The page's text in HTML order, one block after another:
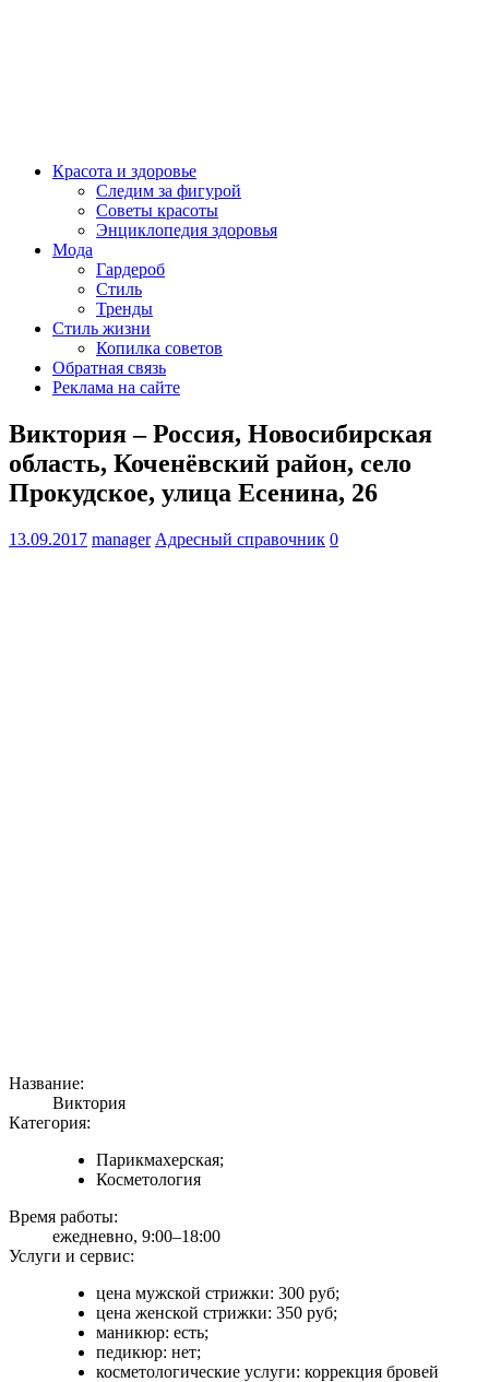
Красота и здоровье
Следим за фигурой
Советы красоты
Энциклопедия здоровья
Мода
Гардероб
Стиль
Тренды
Стиль жизни
Копилка советов
Обратная связь
Реклама на сайте
Виктория – Россия, Новосибирская
область, Коченёвский район, село
Прокудское, улица Есенина, 26
13.09.2017 manager Адресный справочник 0
Название:
Виктория
Категория:
Парикмахерская;
Косметология
Время работы:
ежедневно, 9:00–18:00
Услуги и сервис:
цена мужской стрижки: 300 руб;
цена женской стрижки: 350 руб;
маникюр: есть;
педикюр: нет;
косметологические услуги: коррекция бровей